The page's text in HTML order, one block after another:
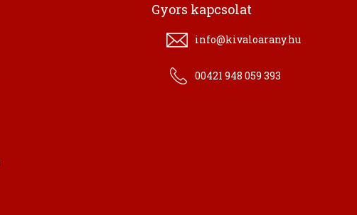
Gyors kapcsolat
info@kivaloarany.hu
00421 948 059 393